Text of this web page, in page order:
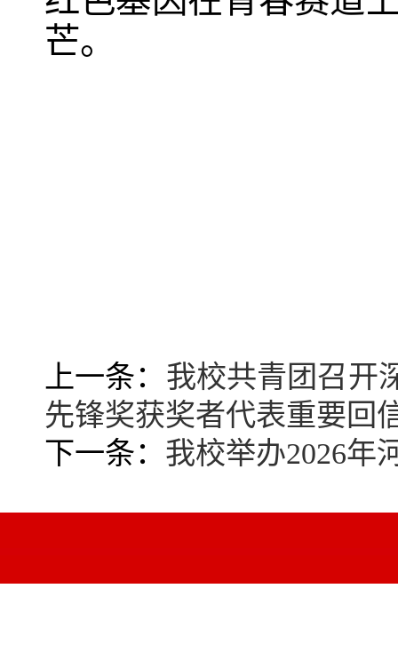
芒。
上一条： 我校共青团召开
先锋奖获奖者代表重要回
下一条： 我校举办2026年